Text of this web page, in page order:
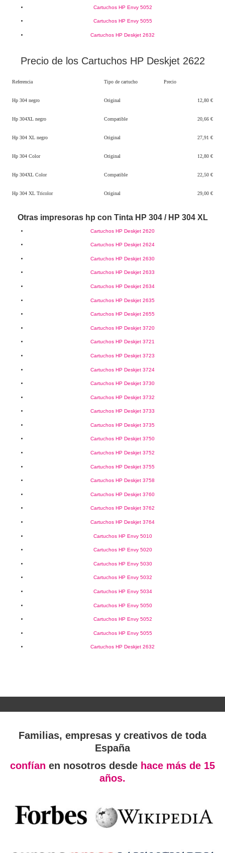
Cartuchos HP Envy 5052
Cartuchos HP Envy 5055
Cartuchos HP Deskjet 2632
Precio de los Cartuchos HP Deskjet 2622
Referencia Tipo de cartucho Precio
Hp 304 negro Original 12,80 €
Hp 304XL negro Compatible 20,66 €
Hp 304 XL negro Original 27,91 €
Hp 304 Color Original 12,80 €
Hp 304XL Color Compatible 22,50 €
Hp 304 XL Tricolor Original 29,00 €
Otras impresoras hp con Tinta HP 304 / HP 304 XL
Cartuchos HP Deskjet 2620
Cartuchos HP Deskjet 2624
Cartuchos HP Deskjet 2630
Cartuchos HP Deskjet 2633
Cartuchos HP Deskjet 2634
Cartuchos HP Deskjet 2635
Cartuchos HP Deskjet 2655
Cartuchos HP Deskjet 3720
Cartuchos HP Deskjet 3721
Cartuchos HP Deskjet 3723
Cartuchos HP Deskjet 3724
Cartuchos HP Deskjet 3730
Cartuchos HP Deskjet 3732
Cartuchos HP Deskjet 3733
Cartuchos HP Deskjet 3735
Cartuchos HP Deskjet 3750
Cartuchos HP Deskjet 3752
Cartuchos HP Deskjet 3755
Cartuchos HP Deskjet 3758
Cartuchos HP Deskjet 3760
Cartuchos HP Deskjet 3762
Cartuchos HP Deskjet 3764
Cartuchos HP Envy 5010
Cartuchos HP Envy 5020
Cartuchos HP Envy 5030
Cartuchos HP Envy 5032
Cartuchos HP Envy 5034
Cartuchos HP Envy 5050
Cartuchos HP Envy 5052
Cartuchos HP Envy 5055
Cartuchos HP Deskjet 2632
Familias, empresas y creativos de toda
España
confían en nosotros desde hace más de 15
años.